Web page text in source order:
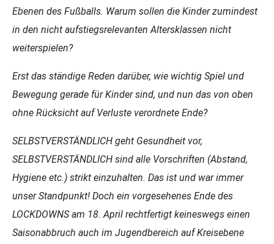
Ebenen des Fußballs. Warum sollen die Kinder zumindest
in den nicht aufstiegsrelevanten Altersklassen nicht
weiterspielen?
Erst das ständige Reden darüber, wie wichtig Spiel und
Bewegung gerade für Kinder sind, und nun das von oben
ohne Rücksicht auf Verluste verordnete Ende?
SELBSTVERSTÄNDLICH geht Gesundheit vor,
SELBSTVERSTÄNDLICH sind alle Vorschriften (Abstand,
Hygiene etc.) strikt einzuhalten. Das ist und war immer
unser Standpunkt! Doch ein vorgesehenes Ende des
LOCKDOWNS am 18. April rechtfertigt keineswegs einen
Saisonabbruch auch im Jugendbereich auf Kreisebene